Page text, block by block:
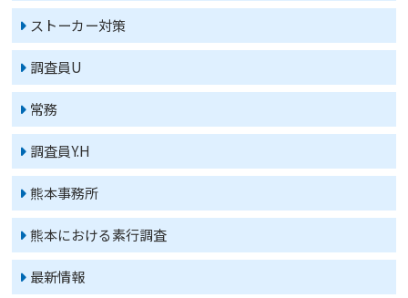
ストーカー対策
調査員U
常務
調査員Y.H
熊本事務所
熊本における素行調査
最新情報